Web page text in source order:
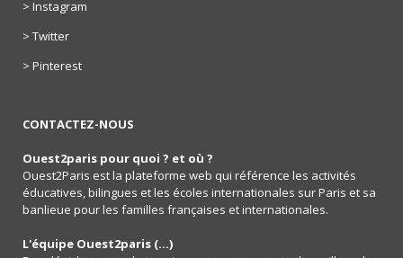
> Instagram
> Twitter
> Pinterest
CONTACTEZ-NOUS
Ouest2paris pour quoi ? et où ?
Ouest2Paris est la plateforme web qui référence les activités
éducatives, bilingues et les écoles internationales sur Paris et sa
banlieue pour les familles françaises et internationales.
L'équipe Ouest2paris (...)